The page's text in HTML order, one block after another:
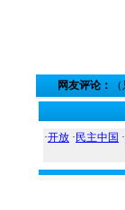
网友评论：
·开放 · 民主中国 ·